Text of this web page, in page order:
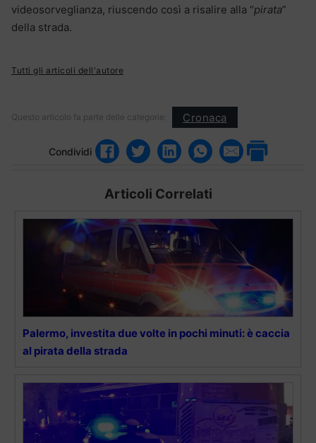
videosorveglianza, riuscendo così a risalire alla “pirata”
della strada.
Tutti gli articoli dell'autore
Questo articolo fa parte delle categorie: Cronaca
Condividi
Articoli Correlati
Palermo, investita due volte in pochi minuti: è caccia
al pirata della strada